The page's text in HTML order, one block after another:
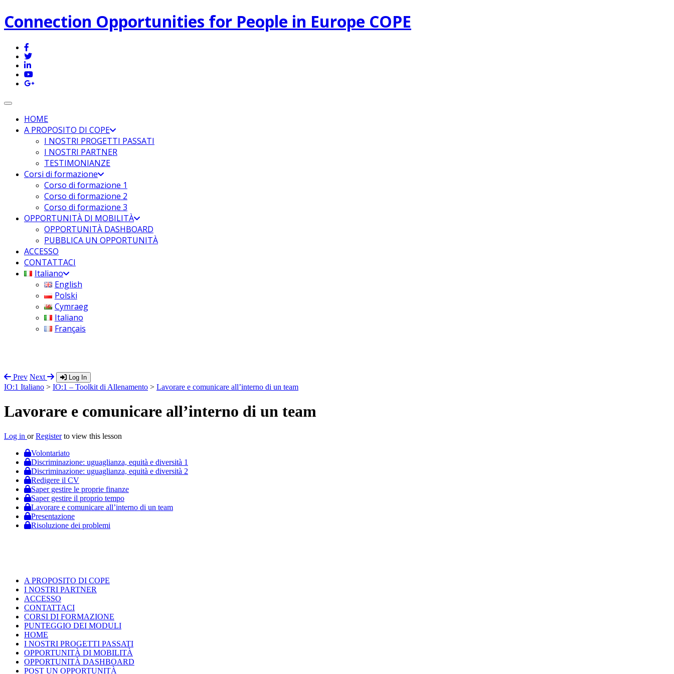
Connection Opportunities for People in Europe COPE
Toggle navigation
HOME
A PROPOSITO DI COPE
I NOSTRI PROGETTI PASSATI
I NOSTRI PARTNER
TESTIMONIANZE
Corsi di formazione
Corso di formazione 1
Corso di formazione 2
Corso di formazione 3
OPPORTUNITÀ DI MOBILITÀ
OPPORTUNITÀ DASHBOARD
PUBBLICA UN OPPORTUNITÀ
ACCESSO
CONTATTACI
Italiano
English
Polski
Cymraeg
Italiano
Français
Prev Next Log In
IO:1 Italiano > IO:1 – Toolkit di Allenamento > Lavorare e comunicare all’interno di un team
Lavorare e comunicare all’interno di un team
Log in orRegisterto view this lesson
Volontariato
Discriminazione: uguaglianza, equità e diversità 1
Discriminazione: uguaglianza, equità e diversità 2
Redigere il CV
Saper gestire le proprie finanze
Saper gestire il proprio tempo
Lavorare e comunicare all’interno di un team
Presentazione
Risoluzione dei problemi
A PROPOSITO DI COPE
I NOSTRI PARTNER
ACCESSO
CONTATTACI
CORSI DI FORMAZIONE
PUNTEGGIO DEI MODULI
HOME
I NOSTRI PROGETTI PASSATI
OPPORTUNITÀ DI MOBILITÀ
OPPORTUNITÀ DASHBOARD
POST UN OPPORTUNITÀ